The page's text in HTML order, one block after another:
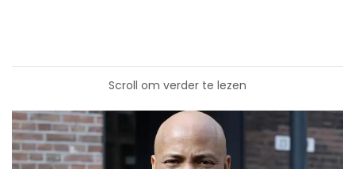
Scroll om verder te lezen